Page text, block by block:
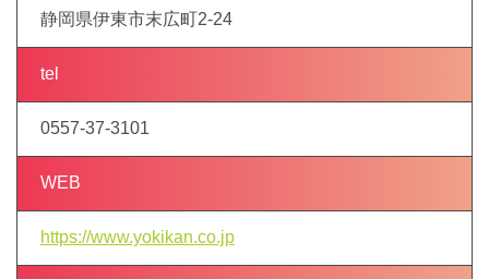
静岡県伊東市末広町2-24
tel
0557-37-3101
WEB
https://www.yokikan.co.jp